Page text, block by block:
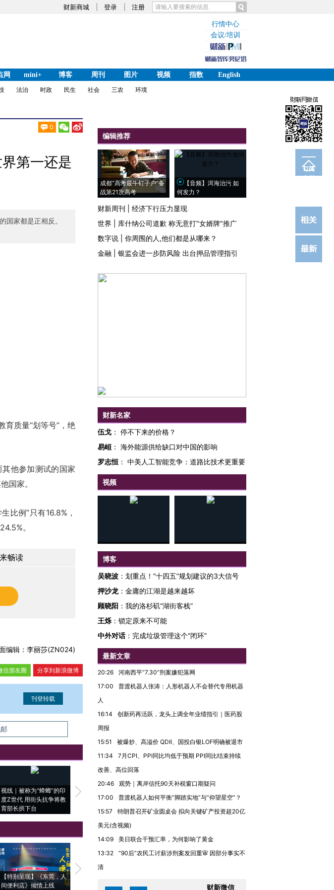
财新商城 登录 注册
行情中心
会议/培训
网 mini+ 博客 周刊 图片 视频 指数
English
法治 时政 民生 社会 三农 环境
0
订阅
电邮
第一还是
国家都是正相反。
质量“划等号”，绝
他参加测试的国家
国家。
例”只有16.8%，
。
畅读
编辑：李丽莎(ZN024)
分享到新浪微博
信朋友圈
视线｜被称为“蟑螂”的印
度Z世代 用街头抗争将教
育部长拱下台
视线｜“入侵”还是“人道危
机”？难民潮撕裂西班牙
飞地休达
128毫米 紧急转移近
4000人
雨 3小时累计雨量超80毫
米
【特别呈现】《东莞，人
间便利店》倾情上线
【推广】走进第四届链博
有意思的生活方式·第三对
住三大增长引擎是什么？
编辑推荐
成都“高考最牛钉子户”备
战第21次高考
【音频】洱海治污 如
何发力？
财新周刊
经济下行压力显现
世界
库什纳公司道歉 称无意打"女婿牌"推广
数字说
你周围的人,他们都是从哪来？
金融
银监会进一步防风险 出台押品管理指引
财新名家
伍戈 ： 停不下来的价格？
易峘 ： 海外能源供给缺口对中国的影响
罗志恒 ： 中美人工智能竞争：道路比技术更重要
视频
博客
吴晓波 ： 划重点！“十四五”规划建议的3大信号
押沙龙 ： 金庸的江湖是越来越坏
顾晓阳 ： 我的洛杉矶“湖街客栈”
王烁 ： 锁定原来不可能
中外对话： 完成垃圾管理这个“闭环”
最新文章
20:26
河南西平“7.30”刑案嫌犯落网
17:00
普渡机器人张涛：人形机器人不会替代专用机器
人
16:14
创新药再活跃，龙头上调全年业绩指引｜医药股
周报
15:51
被爆炒、高溢价 QDII、国投白银LOF明确被退市
11:34
7月CPI、PPI同比均低于预期 PPI同比结束持续
改善、高位回落
20:46
观势｜离岸信托90天补税窗口期疑问
17:00
普渡机器人如何平衡“脚踏实地”与“仰望星空”？
15:57
特朗普召开矿业圆桌会 拟向关键矿产投资超20亿
美元(含视频)
14:09
美日联合干预汇率，为何影响了黄金
13:32
“90后”农民工讨薪涉刑案发回重审 因部分事实不
清
财新微信